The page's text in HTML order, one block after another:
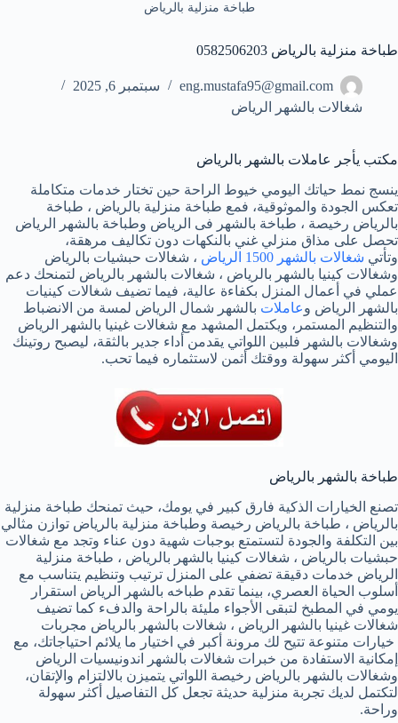
طباخة منزلية بالرياض
طباخة منزلية بالرياض 0582506203
eng.mustafa95@gmail.com
سبتمبر 6, 2025
شغالات بالشهر الرياض
مكتب يأجر عاملات بالشهر بالرياض
ينسج نمط حياتك اليومي خيوط الراحة حين تختار خدمات متكاملة
تعكس الجودة والموثوقية، فمع طباخة منزلية بالرياض ، طباخة
بالرياض رخيصة ، طباخة بالشهر فى الرياض وطباخة بالشهر الرياض
تحصل على مذاق منزلي غني بالنكهات دون تكاليف مرهقة،
وتأتي شغالات بالشهر 1500 الرياض
، شغالات حبشيات بالرياض
وشغالات كينيا بالشهر بالرياض ، شغالات بالشهر بالرياض لتمنحك دعم
عملي في أعمال المنزل بكفاءة عالية، فيما تضيف شغالات كينيات
بالشهر الرياض وعاملات بالشهر شمال الرياض لمسة من الانضباط
والتنظيم المستمر، ويكتمل المشهد مع شغالات غينيا بالشهر الرياض
وشغالات بالشهر فلبين اللواتي يقدمن أداء جدير بالثقة، ليصبح روتينك
اليومي أكثر سهولة ووقتك أثمن لاستثماره فيما تحب.
طباخة بالشهر بالرياض
تصنع الخيارات الذكية فارق كبير في يومك، حيث تمنحك طباخة منزلية
بالرياض ، طباخة بالرياض رخيصة وطباخة منزلية بالرياض توازن مثالي
بين التكلفة والجودة لتستمتع بوجبات شهية دون عناء وتجد مع شغالات
حبشيات بالرياض ، شغالات كينيا بالشهر بالرياض ، طباخة منزلية
الرياض خدمات دقيقة تضفي على المنزل ترتيب وتنظيم يتناسب مع
أسلوب الحياة العصري، بينما تقدم طباخه بالشهر الرياض استقرار
يومي في المطبخ لتبقى الأجواء مليئة بالراحة والدفء كما تضيف
شغالات غينيا بالشهر الرياض ، شغالات بالشهر بالرياض مجربات
خيارات متنوعة تتيح لك مرونة أكبر في اختيار ما يلائم احتياجاتك، مع
إمكانية الاستفادة من خبرات شغالات بالشهر اندونيسيات الرياض
وشغالات بالشهر بالرياض رخيصة اللواتي يتميزن بالالتزام والإتقان،
لتكتمل لديك تجربة منزلية حديثة تجعل كل التفاصيل أكثر سهولة
وراحة.